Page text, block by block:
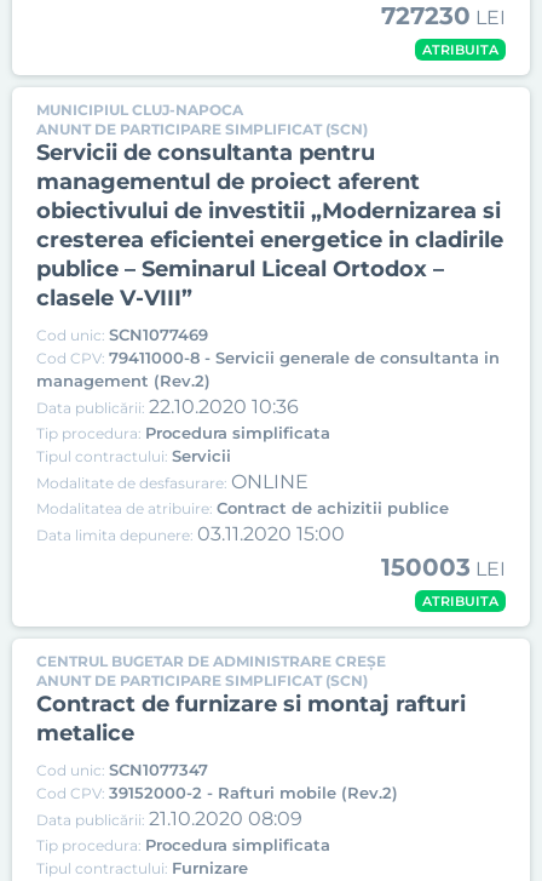
727230 LEI
ATRIBUITA
MUNICIPIUL CLUJ-NAPOCA
ANUNT DE PARTICIPARE SIMPLIFICAT (SCN)
Servicii de consultanta pentru
managementul de proiect aferent
obiectivului de investitii „Modernizarea si
cresterea eficientei energetice in cladirile
publice – Seminarul Liceal Ortodox –
clasele V-VIII”
Cod unic: SCN1077469
Cod CPV: 79411000-8 - Servicii generale de consultanta in
management (Rev.2)
Data publicării: 22.10.2020 10:36
Tip procedura: Procedura simplificata
Tipul contractului: Servicii
Modalitate de desfasurare: ONLINE
Modalitatea de atribuire: Contract de achizitii publice
Data limita depunere: 03.11.2020 15:00
150003 LEI
ATRIBUITA
CENTRUL BUGETAR DE ADMINISTRARE CREȘE
ANUNT DE PARTICIPARE SIMPLIFICAT (SCN)
Contract de furnizare si montaj rafturi
metalice
Cod unic: SCN1077347
Cod CPV: 39152000-2 - Rafturi mobile (Rev.2)
Data publicării: 21.10.2020 08:09
Tip procedura: Procedura simplificata
Tipul contractului: Furnizare